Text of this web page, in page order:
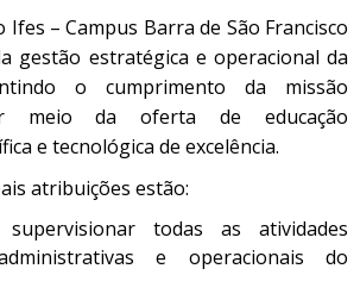
Ifes – Campus Barra de São Francisco
gestão estratégica e operacional da
o cumprimento da missão
meio da oferta de educação
e tecnológica de excelência.
atribuições estão:
todas as atividades
e operacionais do